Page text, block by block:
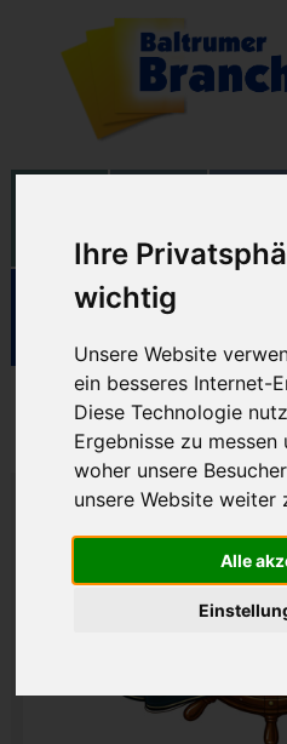
Ihre
wichtig
Unsere Website
ein besseres Internet-
Diese Technologie
Ergebnisse zu messen
woher unsere
unsere Website weiter
Alle
Zum